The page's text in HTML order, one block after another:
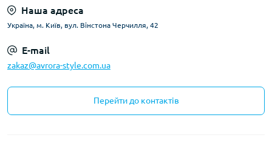
Наша адреса
Україна, м. Київ, вул. Вінстона Черчилля, 42
E-mail
zakaz@avrora-style.com.ua
Перейти до контактів